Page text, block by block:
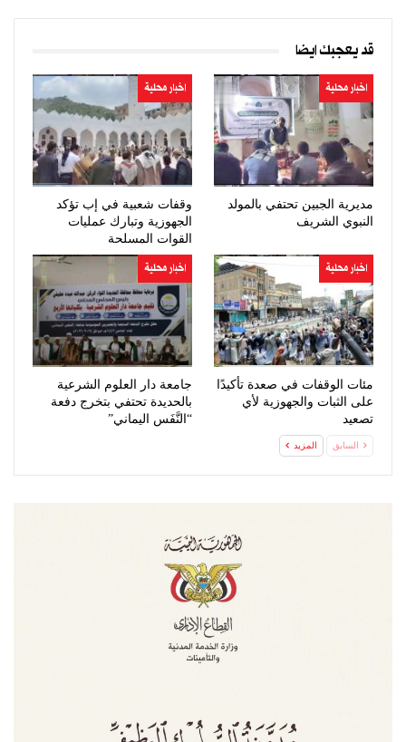
قد يعجبك ايضا
اخبار محلية
مديرية الجبين تحتفي بالمولد
النبوي الشريف
اخبار محلية
وقفات شعبية في إب تؤكد
الجهوزية وتبارك عمليات
القوات المسلحة
اخبار محلية
مئات الوقفات في صعدة تأكيدًا
على الثبات والجهوزية لأي
تصعيد
اخبار محلية
جامعة دار العلوم الشرعية
بالحديدة تحتفي بتخرج دفعة
“النَّفَس اليماني”
السابق المزيد